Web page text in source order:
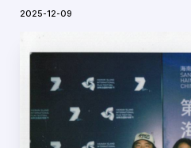
2025-12-09